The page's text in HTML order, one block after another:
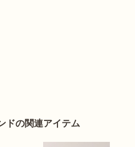
ドの関連アイテム